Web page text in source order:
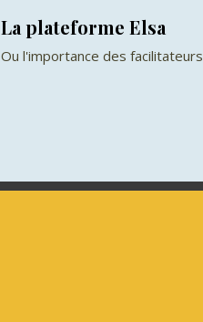
La plateforme Elsa
Οu l'importance des facilitateurs